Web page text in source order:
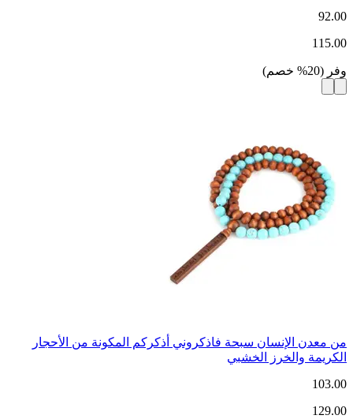
92.00
115.00
وفر (
20
% خصم)
من معدن الإنسان سبحة فاذكروني أذكركم المكونة من الأحجار
الكريمة والخرز الخشبي
103.00
129.00